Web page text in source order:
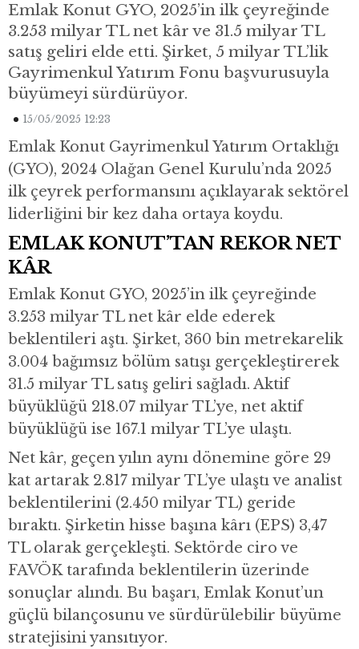
Emlak Konut GYO, 2025’in ilk çeyreğinde
3.253 milyar TL net kâr ve 31.5 milyar TL
satış geliri elde etti. Şirket, 5 milyar TL’lik
Gayrimenkul Yatırım Fonu başvurusuyla
büyümeyi sürdürüyor.
15/05/2025 12:23
Emlak Konut Gayrimenkul Yatırım Ortaklığı
(GYO), 2024 Olağan Genel Kurulu’nda 2025
ilk çeyrek performansını açıklayarak sektörel
liderliğini bir kez daha ortaya koydu.
EMLAK KONUT’TAN REKOR NET
KÂR
Emlak Konut GYO, 2025’in ilk çeyreğinde
3.253 milyar TL net kâr elde ederek
beklentileri aştı. Şirket, 360 bin metrekarelik
3.004 bağımsız bölüm satışı gerçekleştirerek
31.5 milyar TL satış geliri sağladı. Aktif
büyüklüğü 218.07 milyar TL’ye, net aktif
büyüklüğü ise 167.1 milyar TL’ye ulaştı.
Net kâr, geçen yılın aynı dönemine göre 29
kat artarak 2.817 milyar TL’ye ulaştı ve analist
beklentilerini (2.450 milyar TL) geride
bıraktı. Şirketin hisse başına kârı (EPS) 3,47
TL olarak gerçekleşti. Sektörde ciro ve
FAVÖK tarafında beklentilerin üzerinde
sonuçlar alındı. Bu başarı, Emlak Konut’un
güçlü bilançosunu ve sürdürülebilir büyüme
stratejisini yansıtıyor.